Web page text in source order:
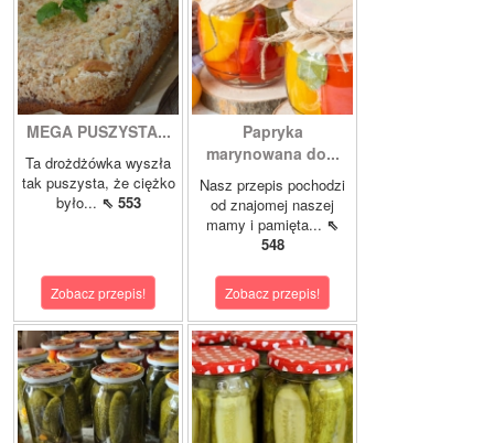
MEGA PUSZYSTA...
Ta drożdżówka wyszła
tak puszysta, że ciężko
było... ⇖ 553
Zobacz przepis!
Papryka
marynowana do...
Nasz przepis pochodzi
od znajomej naszej
mamy i pamięta... ⇖
548
Zobacz przepis!